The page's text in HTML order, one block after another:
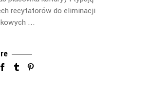
recytatorów do eliminacji